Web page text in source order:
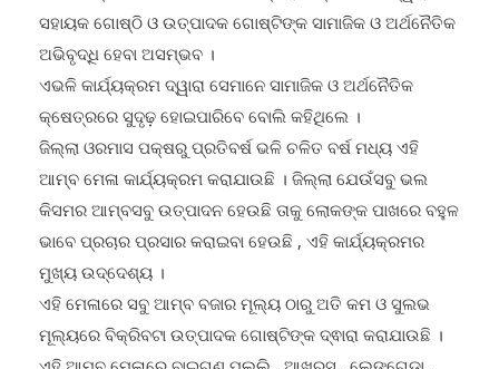
ସରକାରଙ୍କ ବିନା ସହଯୋଗ ଓ ବିନା ପ୍ରଚାର ପ୍ରସାରରେ ସ୍ୱୟଂ
ସହାୟକ ଗୋଷ୍ଠି ଓ ଉତ୍ପାଦକ ଗୋଷ୍ଟିଙ୍କ ସାମାଜିକ ଓ ଅର୍ଥନୈତିକ
ଅଭିବୃଦ୍ଧି ହେବା ଅସମ୍ଭବ ।
ଏଭଳି କାର୍ଯ୍ୟକ୍ରମ ଦ୍ୱାରା ସେମାନେ ସାମାଜିକ ଓ ଅର୍ଥନୈତିକ
କ୍ଷେତ୍ରରେ ସୁଦୃଢ଼ ହୋଇପାରିବେ ବୋଲି କହିଥିଲେ ।
ଜିଲ୍ଲା ଓରମାସ ପକ୍ଷରୁ ପ୍ରତିବର୍ଷ ଭଳି ଚଳିତ ବର୍ଷ ମଧ୍ୟ ଏହି
ଆମ୍ବ ମେଳା କାର୍ଯ୍ୟକ୍ରମ କରାଯାଉଛି । ଜିଲ୍ଲା ଯେଉଁସବୁ ଭଲ
କିସମର ଆମ୍ବସବୁ ଉତ୍ପାଦନ ହେଉଛି ତାକୁ ଲୋକଙ୍କ ପାଖରେ ବହୁଳ
ଭାବେ ପ୍ରଚାର ପ୍ରସାର କରାଇବା ହେଉଛି , ଏହି କାର୍ଯ୍ୟକ୍ରମର
ମୁଖ୍ୟ ଉଦ୍ଦେଶ୍ୟ ।
ଏହି ମେଳାରେ ସବୁ ଆମ୍ବ ବଜାର ମୂଲ୍ୟ ଠାରୁ ଅତି କମ ଓ ସୁଲଭ
ମୂଲ୍ୟରେ ବିକ୍ରିବଟା ଉତ୍ପାଦକ ଗୋଷ୍ଟିଙ୍କ ଦ୍ଵାରା କରାଯାଉଛି ।